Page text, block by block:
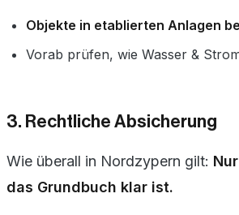
Objekte in etablierten Anlagen
Vorab prüfen, wie Wasser &
3. Rechtliche Absicherung
Wie überall in Nordzypern gilt:
das Grundbuch klar ist.